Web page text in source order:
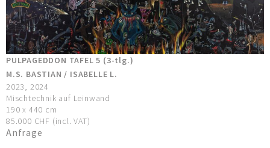
PULPAGEDDON TAFEL 5 (3-tlg.)
M.S. BASTIAN / ISABELLE L.
2023, 2024
Mischtechnik auf Leinwand
190 x 440 cm
85.000 CHF (incl. VAT)
Anfrage